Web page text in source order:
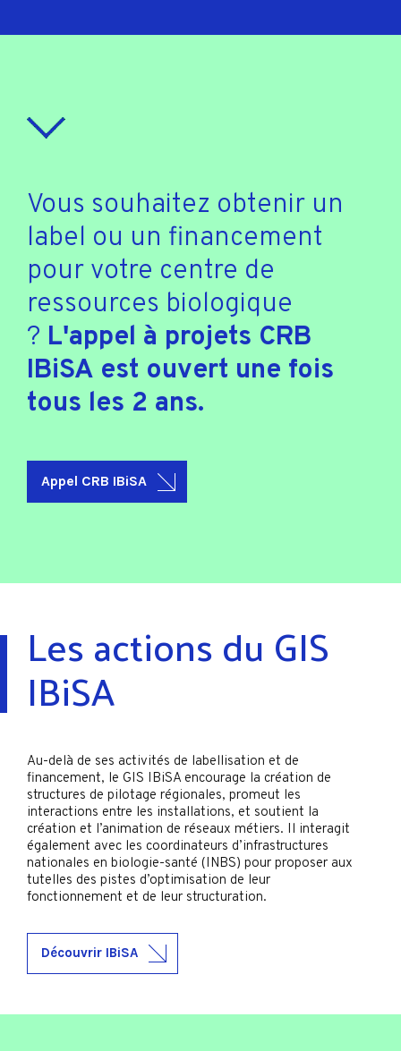
Vous souhaitez obtenir un
label ou un financement
pour votre centre de
ressources biologique
? L'appel à projets CRB
IBiSA est ouvert une fois
tous les 2 ans.
Appel CRB IBiSA
Les actions du GIS
IBiSA
Au-delà de ses activités de labellisation et de
financement, le GIS IBiSA encourage la création de
structures de pilotage régionales, promeut les
interactions entre les installations, et soutient la
création et l’animation de réseaux métiers. Il interagit
également avec les coordinateurs d’infrastructures
nationales en biologie-santé (INBS) pour proposer aux
tutelles des pistes d’optimisation de leur
fonctionnement et de leur structuration.
Découvrir IBiSA